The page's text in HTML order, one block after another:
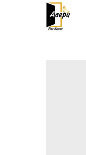
Подробнее